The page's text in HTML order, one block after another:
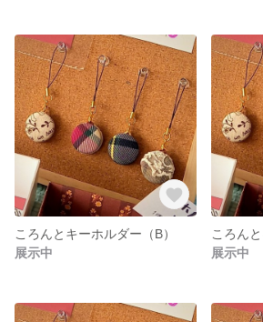
ころんとキーホルダー（B）
展示中
ころん
展示中